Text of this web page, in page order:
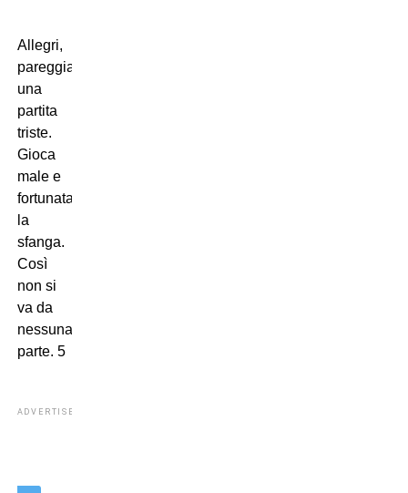
Allegri,
pareggia
una
partita
triste.
Gioca
male e
fortunatamente
la
sfanga.
Così
non si
va da
nessuna
parte. 5
ADVERTISEMENT